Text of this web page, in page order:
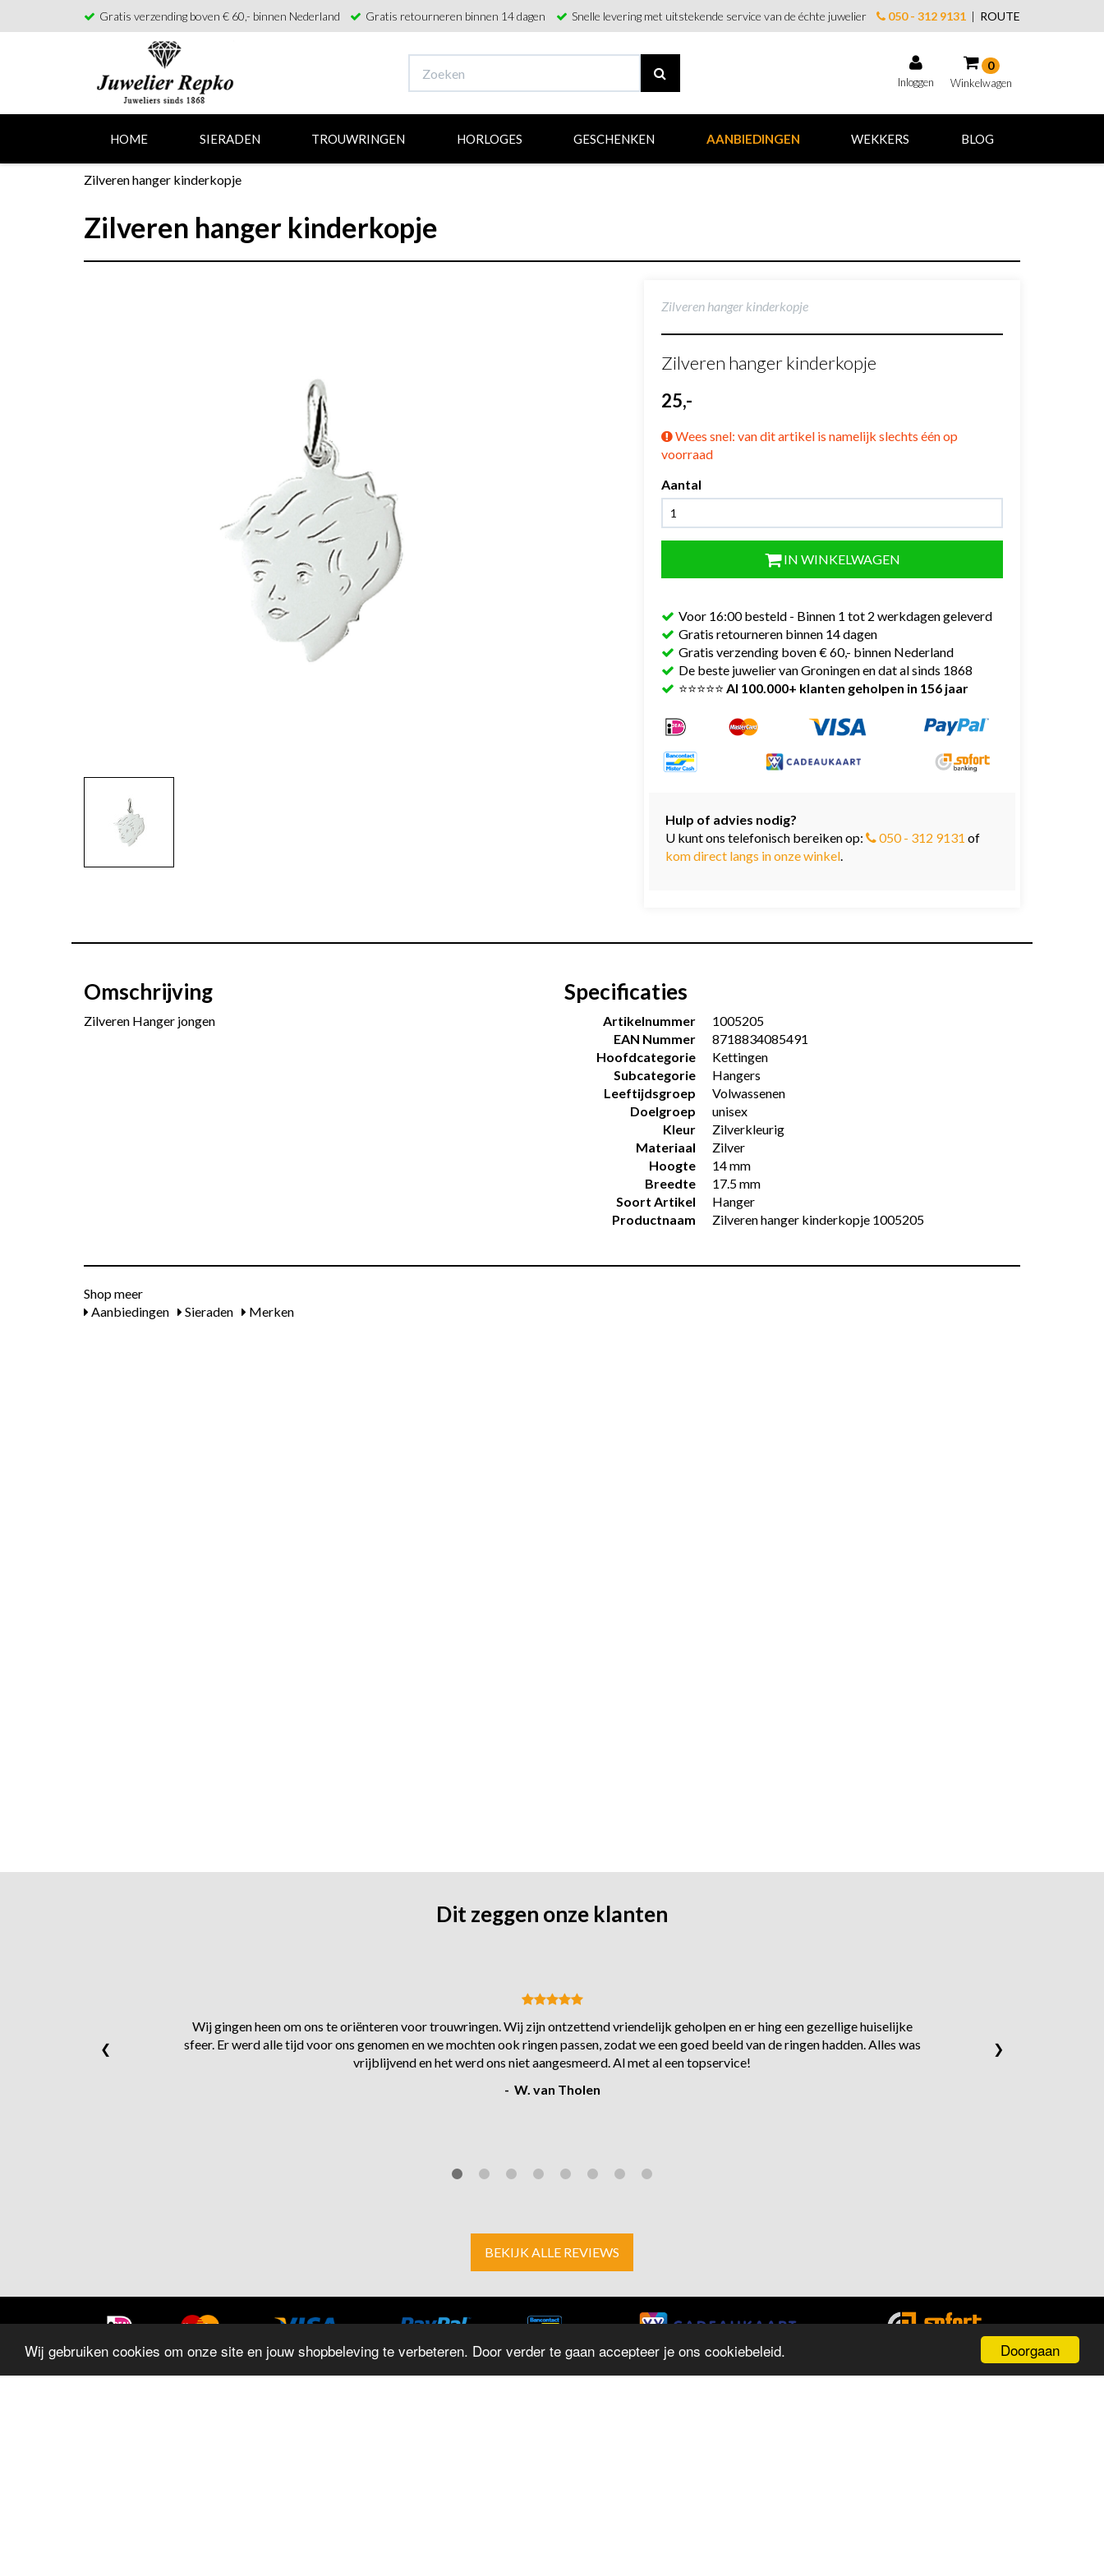
Doorgaan
Wij gebruiken cookies om onze site en jouw shopbeleving te verbeteren. Door verder te gaan accepteer je ons cookiebeleid.
Gratis verzending boven € 60,- binnen Nederland Gratis retourneren binnen 14 dagen Snelle levering met uitstekende service van de échte juwelier 050 - 312 9131| ROUTE
Inloggen
0
Winkelwagen
Winkelwagen
HOME SIERADEN TROUWRINGEN HORLOGES GESCHENKEN AANBIEDINGEN WEKKERS BLOG
Zilveren hanger kinderkopje
Zilveren hanger kinderkopje
Zilveren hanger kinderkopje
Zilveren hanger kinderkopje
25,-
Wees snel: van dit artikel is namelijk slechts één op
voorraad
Aantal
IN WINKELWAGEN
Voor 16:00 besteld - Binnen 1 tot 2 werkdagen geleverd
Gratis retourneren binnen 14 dagen
Gratis verzending boven € 60,- binnen Nederland
De beste juwelier van Groningen en dat al sinds 1868
⭐⭐⭐⭐⭐Al 100.000+ klanten geholpen in 156 jaar
Hulp of advies nodig?
U kunt ons telefonisch bereiken op:
050 - 312 9131 of
kom direct langs in onze winkel.
Omschrijving
Zilveren Hanger jongen
Specificaties
Artikelnummer
1005205
EAN Nummer
8718834085491
Hoofdcategorie
Kettingen
Subcategorie
Hangers
Leeftijdsgroep
Volwassenen
Doelgroep
unisex
Kleur
Zilverkleurig
Materiaal
Zilver
Hoogte
14 mm
Breedte
17.5 mm
Soort Artikel
Hanger
Productnaam
Zilveren hanger kinderkopje 1005205
Shop meer
Aanbiedingen
Sieraden Merken
Dit zeggen onze klanten
Wij gingen heen om ons te oriënteren voor trouwringen. Wij zijn ontzettend vriendelijk geholpen en er hing een gezellige huiselijke
sfeer. Er werd alle tijd voor ons genomen en we mochten ook ringen passen, zodat we een goed beeld van de ringen hadden. Alles was
vrijblijvend en het werd ons niet aangesmeerd. Al met al een topservice!
- W. van Tholen
❮ ❯
BEKIJK ALLE REVIEWS